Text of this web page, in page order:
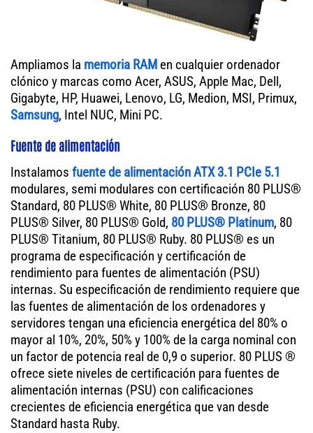
Ampliamos la memoria RAM en cualquier ordenador
clónico y marcas como Acer, ASUS, Apple Mac, Dell,
Gigabyte, HP, Huawei, Lenovo, LG, Medion, MSI, Primux,
Samsung, Intel NUC, Mini PC.
Fuente de alimentación
Instalamos fuente de alimentación ATX 3.1 PCIe 5.1
modulares, semi modulares con certificación 80 PLUS®
Standard, 80 PLUS® White, 80 PLUS® Bronze, 80
PLUS® Silver, 80 PLUS® Gold, 80 PLUS® Platinum, 80
PLUS® Titanium, 80 PLUS® Ruby. 80 PLUS® es un
programa de especificación y certificación de
rendimiento para fuentes de alimentación (PSU)
internas. Su especificación de rendimiento requiere que
las fuentes de alimentación de los ordenadores y
servidores tengan una eficiencia energética del 80% o
mayor al 10%, 20%, 50% y 100% de la carga nominal con
un factor de potencia real de 0,9 o superior. 80 PLUS ®
ofrece siete niveles de certificación para fuentes de
alimentación internas (PSU) con calificaciones
crecientes de eficiencia energética que van desde
Standard hasta Ruby.